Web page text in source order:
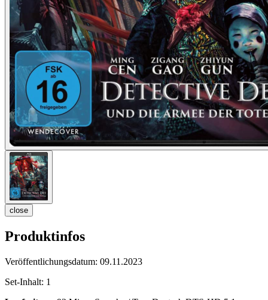
close
Produktinfos
Veröffentlichungsdatum: 09.11.2023
Set-Inhalt: 1